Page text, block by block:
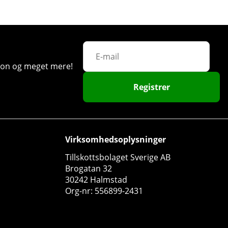
24 x NOCCO Mix, 330 ml
NOCCO
4
480 DKK
og meget mere!
Registrer
Virksomhedsoplysninger
Tillskottsbolaget Sverige AB
Brogatan 32
30242 Halmstad
Org-nr: 556899-2431